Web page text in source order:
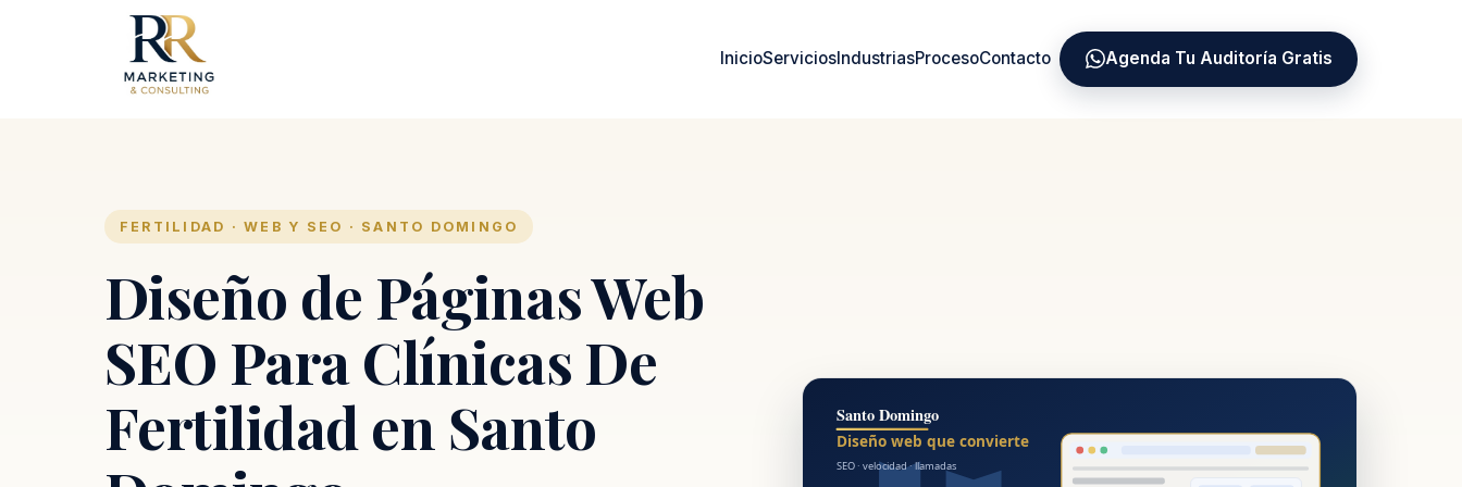
InicioServiciosIndustriasProcesoContacto Agenda Tu Auditoría Gratis
FERTILIDAD · WEB Y SEO · SANTO DOMINGO
Diseño de Páginas Web
SEO Para Clínicas De
Fertilidad en Santo